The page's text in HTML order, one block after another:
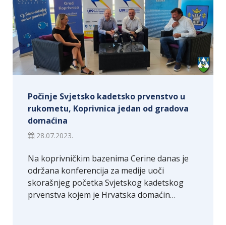
Počinje Svjetsko kadetsko prvenstvo u
rukometu, Koprivnica jedan od gradova
domaćina
28.07.2023.
Na koprivničkim bazenima Cerine danas je
održana konferencija za medije uoči
skorašnjeg početka Svjetskog kadetskog
prvenstva kojem je Hrvatska domaćin…